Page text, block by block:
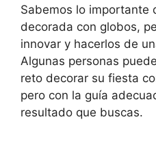
Sabemos lo importante
decorada con globos,
innovar y hacerlos de
Algunas personas
reto decorar su fiesta
pero con la guía
resultado que buscas.